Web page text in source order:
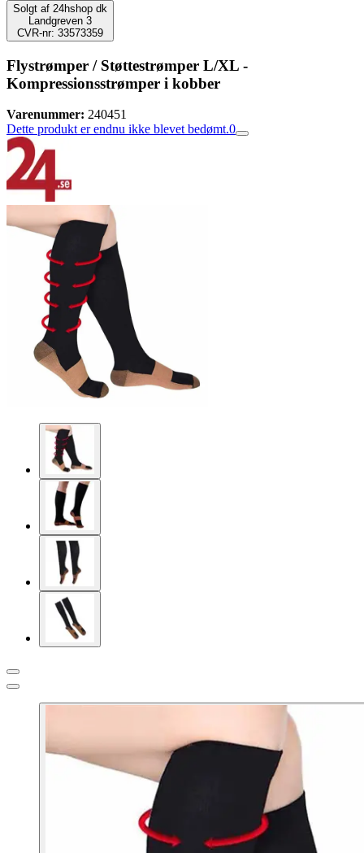
Solgt af 24hshop dk
Landgreven 3
CVR-nr: 33573359
Flystrømper / Støttestrømper L/XL -
Kompressionsstrømper i kobber
Varenummer: 240451
Dette produkt er endnu ikke blevet bedømt.0